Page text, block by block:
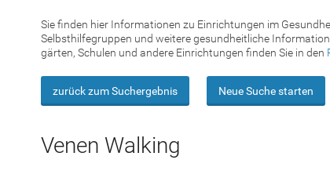
Sie finden hier Informationen zu Einrichtungen im
Selbsthilfegruppen und weitere gesundheitliche
gärten, Schulen und andere Einrichtungen finden Sie in den
zurück zum Suchergebnis Neue Suche starten
Venen Walking